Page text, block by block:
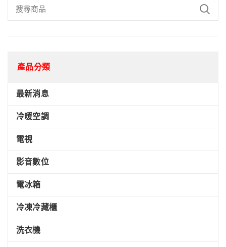
產品分類
最新消息
冷暖空調
電視
影音數位
電冰箱
冷凍冷藏櫃
洗衣機